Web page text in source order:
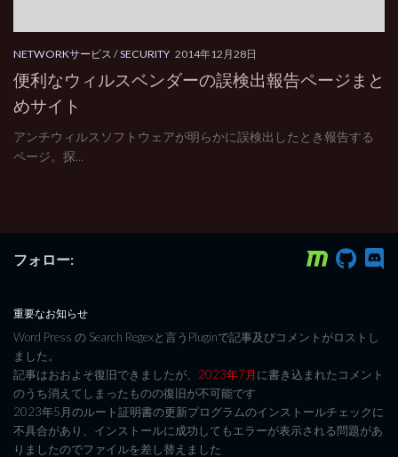
NETWORKサービス /SECURITY 2014年12月28日
便利なウィルスベンダーの誤検出報告ページまと
めサイト
アンチウィルスソフトウェアが明らかに誤検出したとき報告する
ページ。探...
フォロー:
重要なお知らせ
Word Press の Search Regexと言うPluginで記事及びコメントがロストし
ました。
記事はおおよそ復旧できましたが、 2023年7月に書き込まれたコメント
のうち消えてしまったものの復旧が不可能です
2023年5月のルート証明書の更新プログラムのインストールチェックに
不具合があり、インストールに成功してもエラーが表示される問題があ
りましたのでファイルを差し替えました